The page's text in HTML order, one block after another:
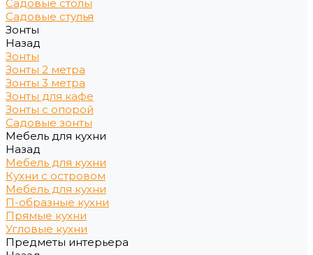
Садовые столы
Садовые стулья
Зонты
Назад
Зонты
Зонты 2 метра
Зонты 3 метра
Зонты для кафе
Зонты с опорой
Садовые зонты
Мебель для кухни
Назад
Мебель для кухни
Кухни с островом
Мебель для кухни
П-образные кухни
Прямые кухни
Угловые кухни
Предметы интерьера